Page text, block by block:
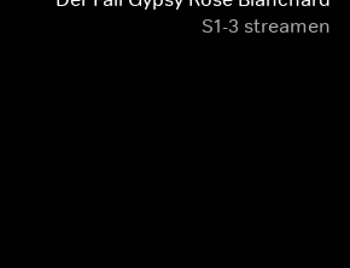
S1-3 streamen